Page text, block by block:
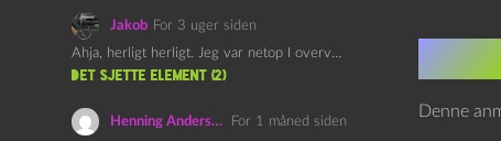
I
Denne
Jakob For 3 uger siden
Ahja, herligt herligt. Jeg var netop I overvejelser om at…
det sjette element (2)
Henning Andersen
For 1 måned siden